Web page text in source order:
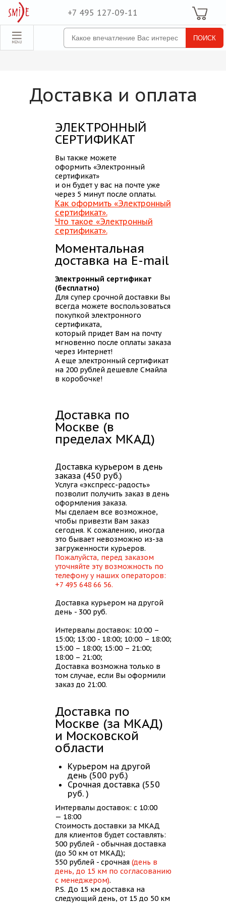
Для неё
набор
Для двоих
+7 495 127-09-11 Ваша Корзина
Доставка и оплата
ЭЛЕКТРОННЫЙ
СЕРТИФИКАТ
Вы также можете
оформить «Электронный
сертификат»
и он будет у вас на почте уже
через 5 минут после оплаты.
Как оформить «Электронный
сертификат».
Что такое «Электронный
сертификат».
Моментальная
доставка на E-mail
Электронный сертификат
(бесплатно)
Для супер срочной доставки Вы
всегда можете воспользоваться
покупкой электронного
сертификата,
который придет Вам на почту
мгновенно после оплаты заказа
через Интернет!
А еще электронный сертификат
на 200 рублей дешевле Смайла
в коробочке!
Доставка по
Москве (в
пределах МКАД)
Доставка курьером в день
заказа (450 руб.)
Услуга «экспресс-радость»
позволит получить заказ в день
оформления заказа.
Мы сделаем все возможное,
чтобы привезти Вам заказ
сегодня. К сожалению, иногда
это бывает невозможно из-за
загруженности курьеров.
Пожалуйста, перед заказом
уточняйте эту возможность по
телефону у наших операторов:
+7 495 648 66 56.
Доставка курьером на другой
день - 300 руб.
Интервалы доставок: 10:00 –
15:00; 13:00 - 18:00; 10:00 – 18:00;
15:00 – 18:00; 15:00 – 21:00;
18:00 – 21:00;
Доставка возможна только в
том случае, если Вы оформили
заказ до 21:00.
Доставка по
Москве (за МКАД)
и Московской
области
Курьером на другой
день (500 руб.)
Срочная доставка (550
руб. )
Интервалы доставок: с 10:00
— 18:00
Стоимость доставки за МКАД
для клиентов будет составлять:
500 рублей - обычная доставка
(до 50 км от МКАД);
550 рублей - срочная (день в
день, до 15 км по согласованию
с менеджером).
P.S. До 15 км доставка на
следующий день, от 15 до 50 км